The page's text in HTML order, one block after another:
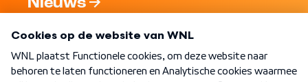
Nieuws
Nieuwsbrief